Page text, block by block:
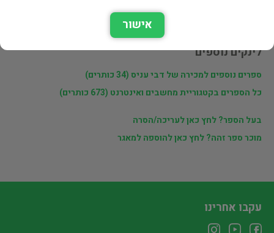
לינקים נוספים
ספרים נוספים למכירה של דבי עניס (34 כותרים)
כל הספרים בקטגוריית מחשבים ואינטרנט (673 כותרים)
בעל הספר? לחץ כאן לעריכה/הסרה
מוכר ספר זהה? לחץ כאן להוספה למאגר
אישור
עקבו אחרינו